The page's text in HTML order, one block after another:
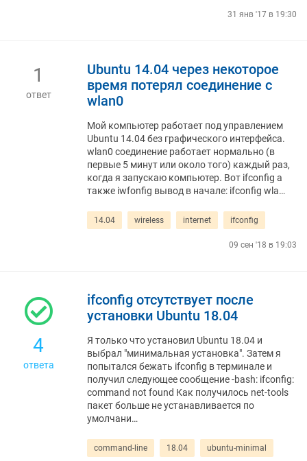
31 янв '17 в 19:30
1
ответ
Ubuntu 14.04 через некоторое
время потерял соединение с
wlan0
Мой компьютер работает под управлением
Ubuntu 14.04 без графического интерфейса.
wlan0 соединение работает нормально (в
первые 5 минут или около того) каждый раз,
когда я запускаю компьютер. Вот ifconfig а
также iwfonfig вывод в начале: ifconfig wla…
14.04 wireless internet ifconfig
09 сен '18 в 19:03
4
ответа
ifconfig отсутствует после
установки Ubuntu 18.04
Я только что установил Ubuntu 18.04 и
выбрал "минимальная установка". Затем я
попытался бежать ifconfig в терминале и
получил следующее сообщение -bash: ifconfig:
command not found Как получилось net-tools
пакет больше не устанавливается по
умолчани…
command-line 18.04 ubuntu-minimal